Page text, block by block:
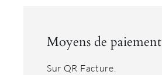
Moyens de paiement
Sur QR Facture.